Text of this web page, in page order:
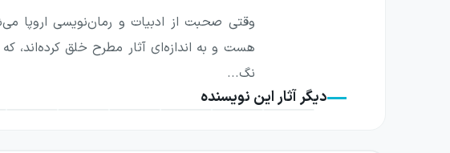
سازمان‌هایی که با مراسم تدفین سروکار دارند، فعالیت
و طوطی همچنان تقاضا وجود دارد. از سوی دیگر، دولت، کلیسا و
رمان نشان می‌دهد که غیبت مرگ چگونه ساختارهای اخلاقی و
وقتی صحبت از ادبیات و رمان‌نویسی اروپا
هست و به اندازه‌ای آثار مطرح خلق کرده‌اند،
نگ...
دیگر آثار این نویسنده